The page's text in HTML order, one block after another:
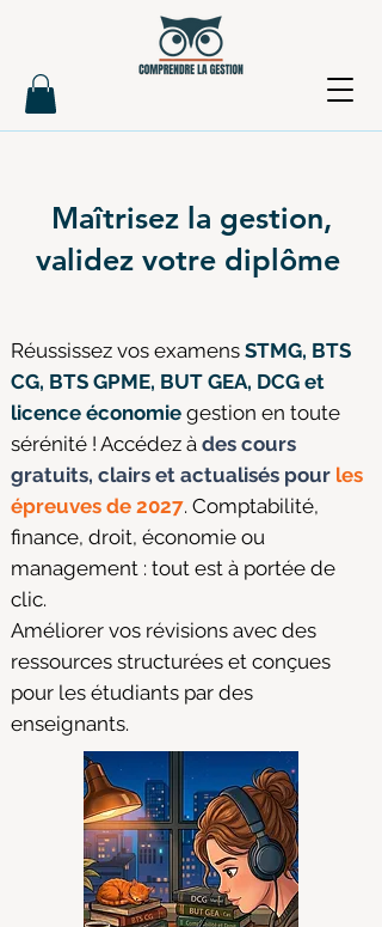
Maîtrisez la gestion,
validez votre diplôme
Réussissez vos examens STMG, BTS
CG, BTS GPME, BUT GEA, DCG et
licence économie gestion en toute
sérénité ! Accédez à des cours
gratuits, clairs et actualisés pour les
épreuves de 2027. Comptabilité,
finance, droit, économie ou
management : tout est à portée de
clic.
Améliorer vos révisions avec des
ressources structurées et conçues
pour les étudiants par des
enseignants.